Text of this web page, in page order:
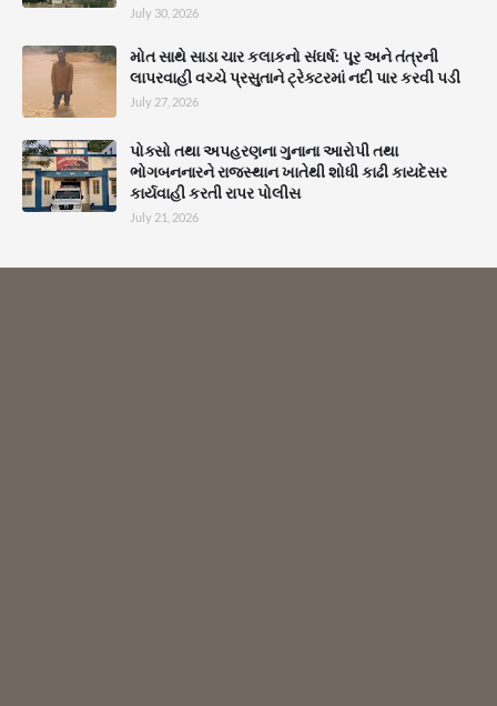
July 30, 2026
મોત સાથે સાડા ચાર કલાકનો સંઘર્ષ: પૂર અને તંત્રની
લાપરવાહી વચ્ચે પ્રસુતાને ટ્રેક્ટરમાં નદી પાર કરવી પડી
July 27, 2026
પોક્સો તથા અપહરણના ગુનાના આરોપી તથા
ભોગબનનારને રાજસ્થાન ખાતેથી શોધી કાઢી કાયદેસર
કાર્યવાહી કરતી રાપર પોલીસ
July 21, 2026